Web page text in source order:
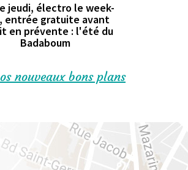
jeudi, électro le week-
entrée gratuite avant
en prévente : l'été du
Badaboum
nouveaux bons plans